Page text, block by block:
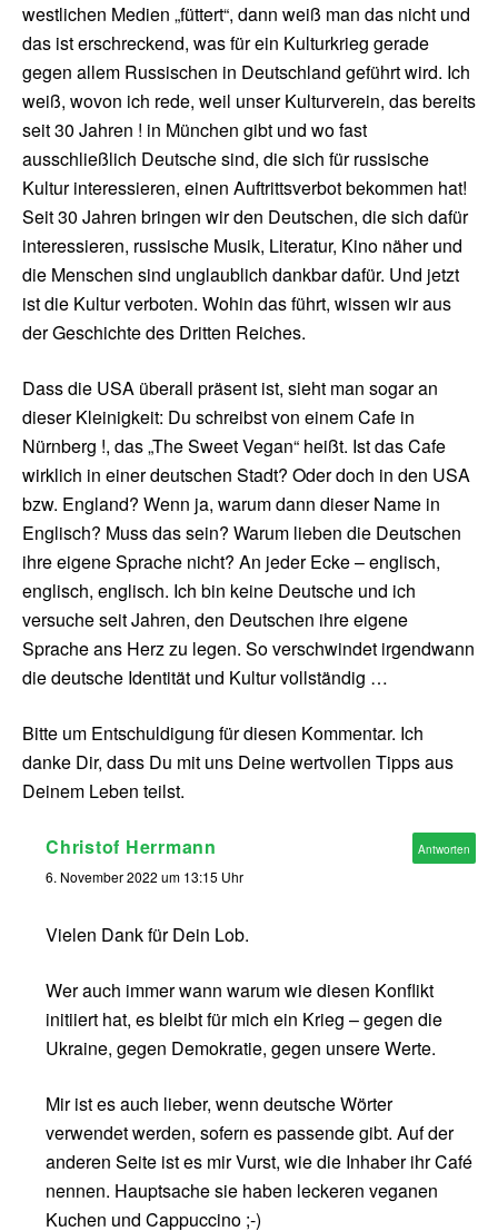
westlichen Medien „füttert“, dann weiß man das nicht und
das ist erschreckend, was für ein Kulturkrieg gerade
gegen allem Russischen in Deutschland geführt wird. Ich
weiß, wovon ich rede, weil unser Kulturverein, das bereits
seit 30 Jahren ! in München gibt und wo fast
ausschließlich Deutsche sind, die sich für russische
Kultur interessieren, einen Auftrittsverbot bekommen hat!
Seit 30 Jahren bringen wir den Deutschen, die sich dafür
interessieren, russische Musik, Literatur, Kino näher und
die Menschen sind unglaublich dankbar dafür. Und jetzt
ist die Kultur verboten. Wohin das führt, wissen wir aus
der Geschichte des Dritten Reiches.
Dass die USA überall präsent ist, sieht man sogar an
dieser Kleinigkeit: Du schreibst von einem Cafe in
Nürnberg !, das „The Sweet Vegan“ heißt. Ist das Cafe
wirklich in einer deutschen Stadt? Oder doch in den USA
bzw. England? Wenn ja, warum dann dieser Name in
Englisch? Muss das sein? Warum lieben die Deutschen
ihre eigene Sprache nicht? An jeder Ecke – englisch,
englisch, englisch. Ich bin keine Deutsche und ich
versuche seit Jahren, den Deutschen ihre eigene
Sprache ans Herz zu legen. So verschwindet irgendwann
die deutsche Identität und Kultur vollständig …
Bitte um Entschuldigung für diesen Kommentar. Ich
danke Dir, dass Du mit uns Deine wertvollen Tipps aus
Deinem Leben teilst.
Christof Herrmann
6. November 2022 um 13:15 Uhr
Vielen Dank für Dein Lob.
Wer auch immer wann warum wie diesen Konflikt
initiiert hat, es bleibt für mich ein Krieg – gegen die
Ukraine, gegen Demokratie, gegen unsere Werte.
Mir ist es auch lieber, wenn deutsche Wörter
verwendet werden, sofern es passende gibt. Auf der
anderen Seite ist es mir Vurst, wie die Inhaber ihr Café
nennen. Hauptsache sie haben leckeren veganen
Kuchen und Cappuccino ;-)
Antworten